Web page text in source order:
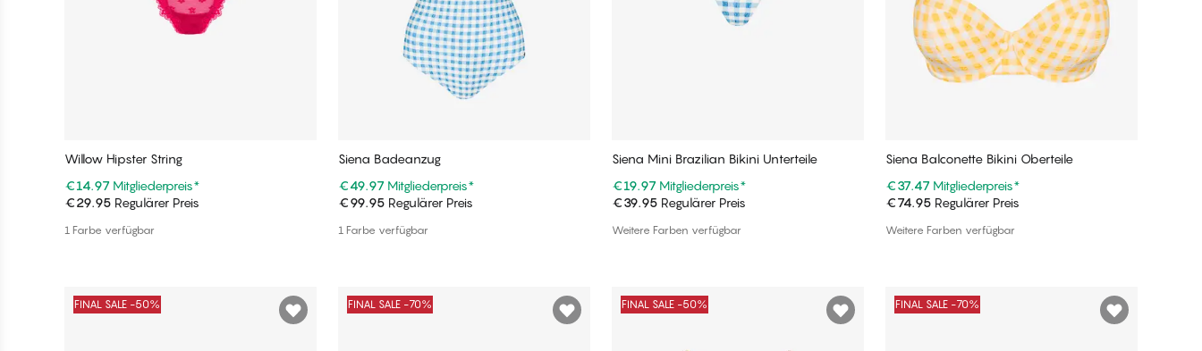
Willow Hipster String
€14.97 Mitgliederpreis*
€29.95 Regulärer Preis
1 Farbe verfügbar
Siena Badeanzug
€49.97 Mitgliederpreis*
€99.95 Regulärer Preis
1 Farbe verfügbar
Siena Mini Brazilian Bikini Unterteile
€19.97 Mitgliederpreis*
€39.95 Regulärer Preis
Weitere Farben verfügbar
Siena Balconette Bikini Oberteile
€37.47 Mitgliederpreis*
€74.95 Regulärer Preis
Weitere Farben verfügbar
FINAL SALE -50% FINAL SALE -70% FINAL SALE -50% FINAL SALE -70%